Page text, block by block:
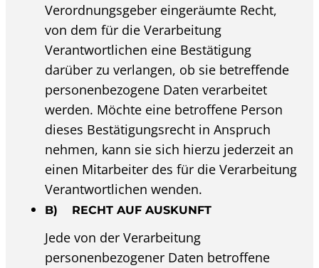
Verordnungsgeber eingeräumte Recht,
von dem für die Verarbeitung
Verantwortlichen eine Bestätigung
darüber zu verlangen, ob sie betreffende
personenbezogene Daten verarbeitet
werden. Möchte eine betroffene Person
dieses Bestätigungsrecht in Anspruch
nehmen, kann sie sich hierzu jederzeit an
einen Mitarbeiter des für die Verarbeitung
Verantwortlichen wenden.
B) RECHT AUF AUSKUNFT
Jede von der Verarbeitung
personenbezogener Daten betroffene